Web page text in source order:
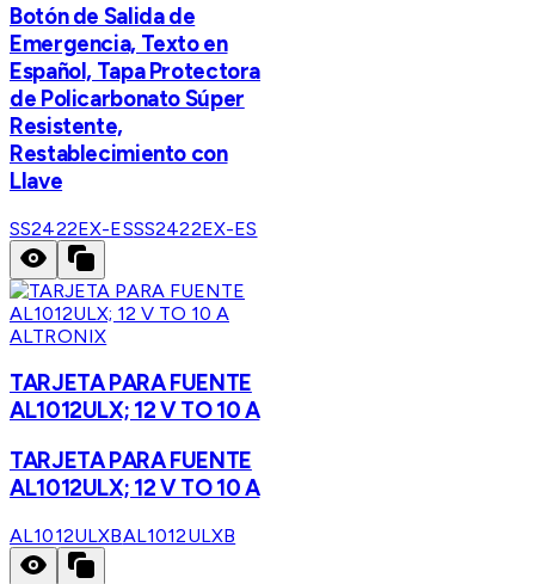
Botón de Salida de
Emergencia, Texto en
Español, Tapa Protectora
de Policarbonato Súper
Resistente,
Restablecimiento con
Llave
SS2422EX-ESSS2422EX-ES
ALTRONIX
TARJETA PARA FUENTE
AL1012ULX; 12 V TO 10 A
TARJETA PARA FUENTE
AL1012ULX; 12 V TO 10 A
AL1012ULXBAL1012ULXB